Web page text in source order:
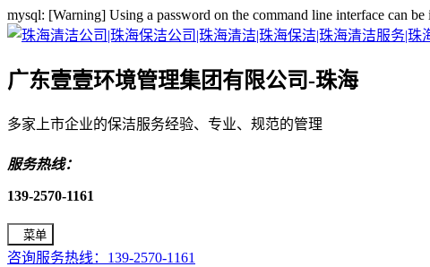
mysql: [Warning] Using a password on the command line interface can be
广东壹壹环境管理集团有限公司-珠海
多家上市企业的保洁服务经验、专业、规范的管理
服务热线：
139-2570-1161
菜单
咨询服务热线：139-2570-1161